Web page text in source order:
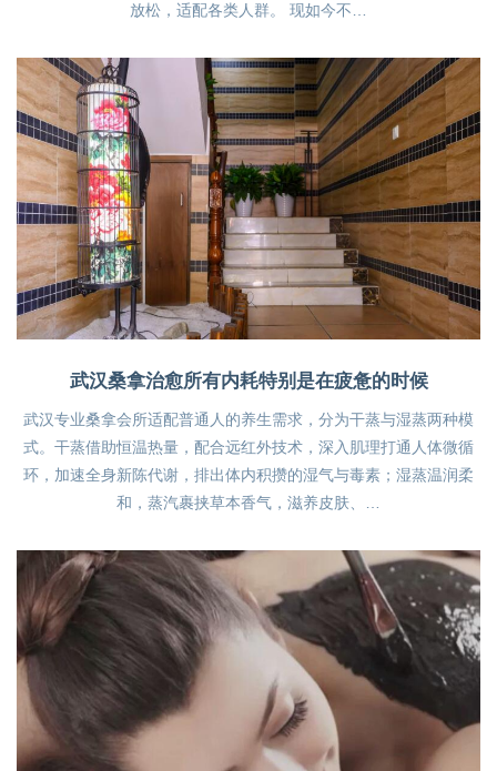
放松，适配各类人群。 现如今不…
武汉桑拿治愈所有内耗特别是在疲惫的时候
武汉专业桑拿会所适配普通人的养生需求，分为干蒸与湿蒸两种模
式。干蒸借助恒温热量，配合远红外技术，深入肌理打通人体微循
环，加速全身新陈代谢，排出体内积攒的湿气与毒素；湿蒸温润柔
和，蒸汽裹挟草本香气，滋养皮肤、…